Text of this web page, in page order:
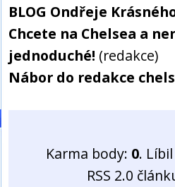
BLOG Ondřeje
Chcete na Chelsea a
jednoduché! (redakce)
Nábor do redakce
Karma body: 0.
RSS 2.0